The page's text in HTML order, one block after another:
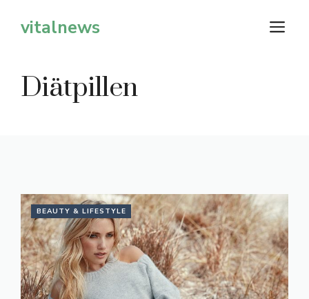
Inhaltvitalnews
Diätpillen
BEAUTY & LIFESTYLE